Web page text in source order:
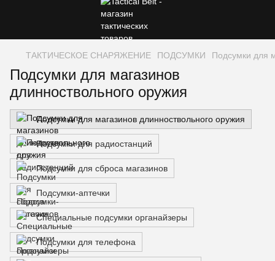
ТАКТИЧЕСКОЕ СНАРЯЖЕНИЕ ПОДСУМКИ Подсумки для
Подсумки для магазинов
длинноствольного оружия
Подсумки для магазинов длинноствольного оружия
Подсумки для радиостанций
Подсумки для сброса магазинов
Подсумки-аптечки
Специальные подсумки органайзеры
Подсумки для телефона